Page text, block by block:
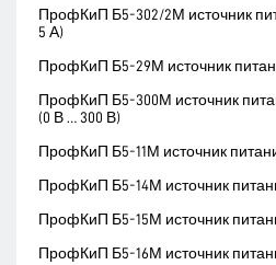
ПрофКиП Б5-302/2М источник
5 А)
ПрофКиП Б5-29М источник
ПрофКиП Б5-300М источник
(0 В … 300 В)
ПрофКиП Б5-11М источник
ПрофКиП Б5-14М источник
ПрофКиП Б5-15М источник
ПрофКиП Б5-16М источник